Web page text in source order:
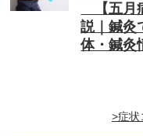
【五月
説｜鍼
体・鍼灸
>症状